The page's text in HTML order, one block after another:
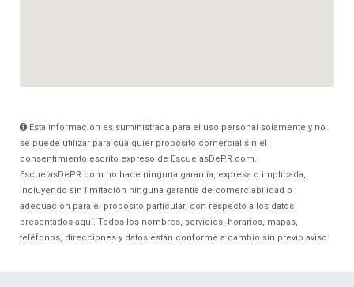
Esta información es suministrada para el uso personal solamente y no
se puede utilizar para cualquier propósito comercial sin el
consentimiento escrito expreso de EscuelasDePR.com.
EscuelasDePR.com no hace ninguna garantía, expresa o implicada,
incluyendo sin limitación ninguna garantía de comerciabilidad o
adecuación para el propósito particular, con respecto a los datos
presentados aquí. Todos los nombres, servicios, horarios, mapas,
teléfonos, direcciones y datos están conforme a cambio sin previo aviso.